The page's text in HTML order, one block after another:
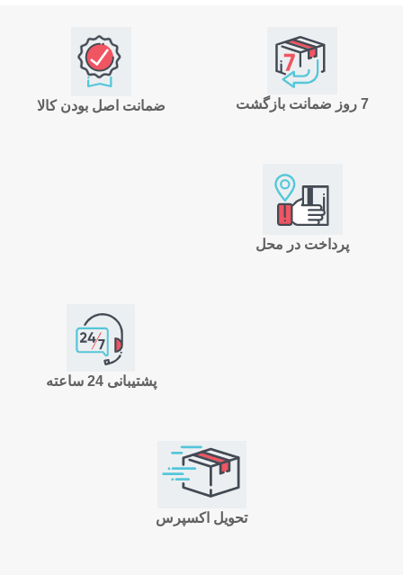
ضمانت اصل بودن کالا 7 روز ضمانت بازگشت
پرداخت در محل
پشتیبانی 24 ساعته
تحویل اکسپرس